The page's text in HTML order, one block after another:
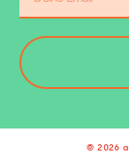
© 2026